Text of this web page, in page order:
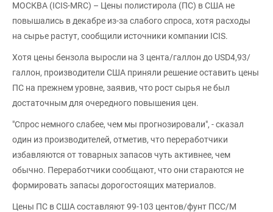
МОСКВА (ICIS-MRC) – Цены полистирола (ПС) в США не
повышались в декабре из-за слабого спроса, хотя расходы
на сырье растут, сообщили источники компании ICIS.
Хотя цены бензола выросли на 3 цента/галлон до USD4,93/
галлон, производители США приняли решение оставить цены
ПС на прежнем уровне, заявив, что рост сырья не был
достаточным для очередного повышения цен.
"Спрос немного слабее, чем мы прогнозировали", - сказал
один из производителей, отметив, что переработчики
избавляются от товарных запасов чуть активнее, чем
обычно. Переработчики сообщают, что они стараются не
формировать запасы дорогостоящих материалов.
Цены ПС в США составляют 99-103 центов/фунт ПСС/М